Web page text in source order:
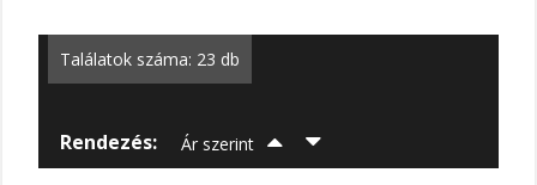
Találatok száma: 23 db
Rendezés: Ár szerint